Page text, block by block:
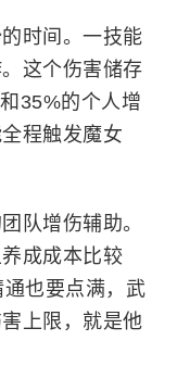
时间。一技能
这个伤害储存
35%的个人增
程触发魔女
队增伤辅助。
成成本比较
也要点满，武
上限，就是他